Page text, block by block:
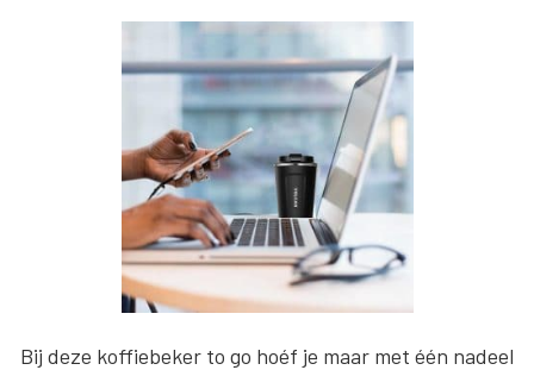
Bij deze koffiebeker to go hoéf je maar met één nadeel